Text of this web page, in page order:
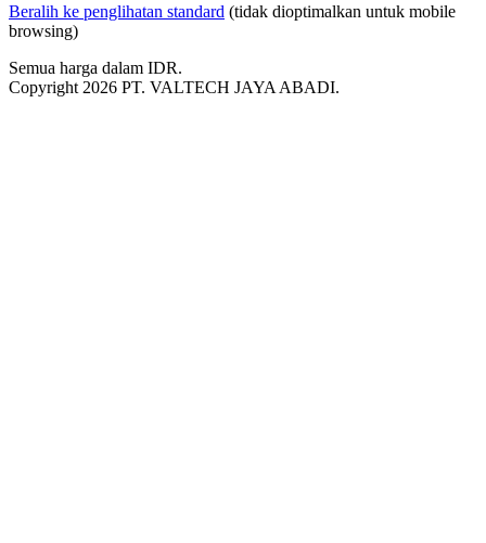
Beralih ke penglihatan standard (tidak dioptimalkan untuk mobile
browsing)
Semua harga dalam IDR.
Copyright 2026 PT. VALTECH JAYA ABADI.